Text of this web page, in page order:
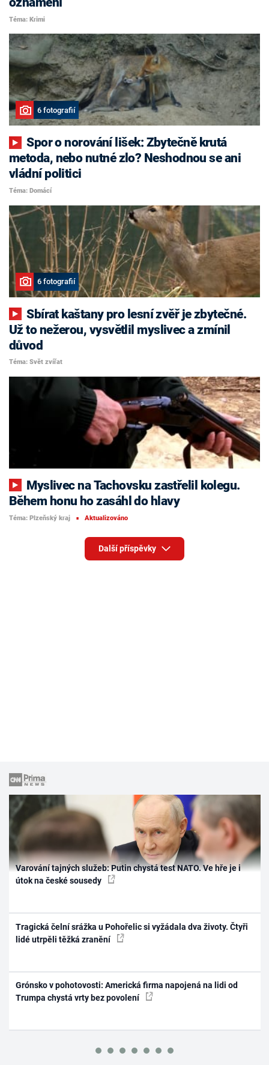
Téma: Krimi
6 fotografií
Spor o norování lišek: Zbytečně krutá
metoda, nebo nutné zlo? Neshodnou se ani
vládní politici
Téma: Domácí
6 fotografií
Sbírat kaštany pro lesní zvěř je zbytečné.
Už to nežerou, vysvětlil myslivec a zmínil
důvod
Téma: Svět zvířat
Během honu ho zasáhl do hlavy
Téma: Plzeňský kraj ■ Aktualizováno
Další příspěvky
Varování tajných služeb: Putin chystá test NATO. Ve hře je i
útok na české sousedy
Tragická čelní srážka u Pohořelic si vyžádala dva životy. Čtyři
lidé utrpěli těžká zranění
Grónsko v pohotovosti: Americká firma napojená na lidi od
Trumpa chystá vrty bez povolení